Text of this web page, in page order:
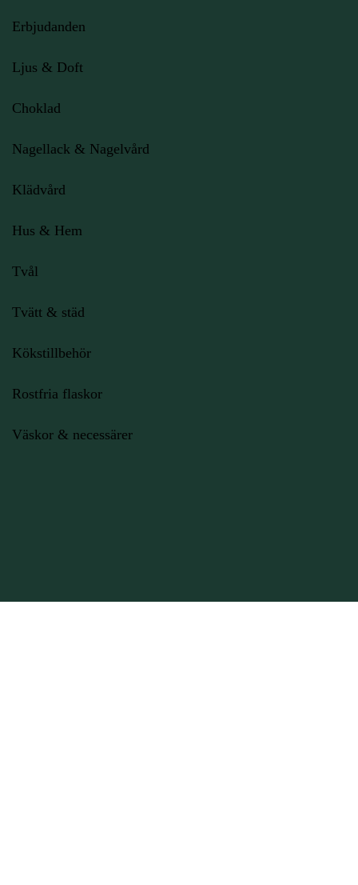
Erbjudanden
Ljus & Doft
Choklad
Nagellack & Nagelvård
Klädvård
Hus & Hem
Tvål
Tvätt & städ
Kökstillbehör
Rostfria flaskor
Väskor & necessärer